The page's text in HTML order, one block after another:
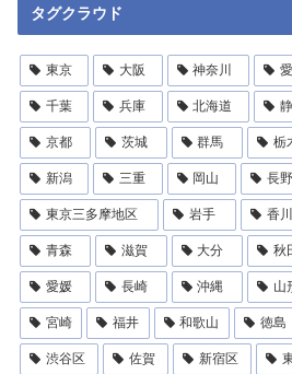
タグクラウド
東京 大阪 神奈川
千葉 兵庫 北海道
京都 茨城 群馬 栃
新潟 三重 岡山 長野
東京三多摩地区 岩手 香川
青森 滋賀 大分 秋
愛媛 長崎 沖縄 山
宮崎 福井 和歌山 徳島
渋谷区 佐賀 新宿区